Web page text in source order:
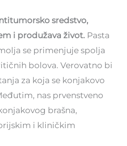
sredstvo,
i produžava život. Pasta
se primenjuje spolja
bolova. Verovatno bi
za koja se konjakovo
nas prvenstveno
brašna,
i kliničkim